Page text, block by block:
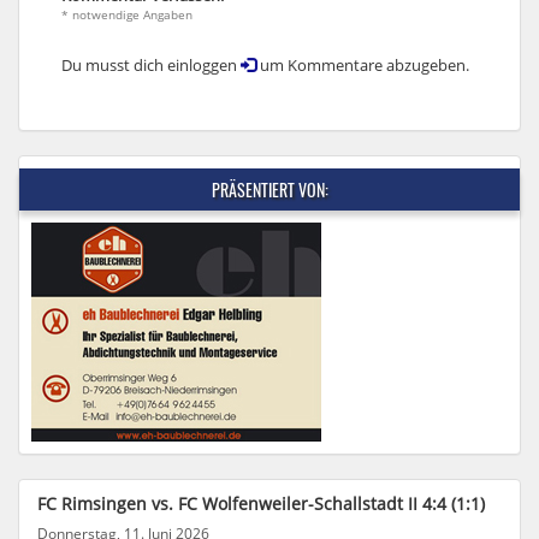
* notwendige Angaben
Du musst dich einloggen um Kommentare abzugeben.
PRÄSENTIERT VON:
FC Rimsingen vs. FC Wolfenweiler-Schallstadt II 4:4 (1:1)
Donnerstag, 11. Juni 2026